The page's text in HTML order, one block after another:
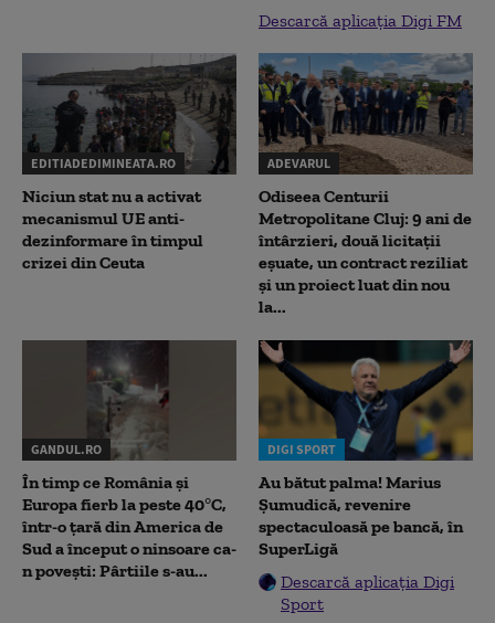
Descarcă aplicația Digi FM
EDITIADEDIMINEATA.RO
Niciun stat nu a activat
mecanismul UE anti-
dezinformare în timpul
crizei din Ceuta
ADEVARUL
Odiseea Centurii
Metropolitane Cluj: 9 ani de
întârzieri, două licitații
eșuate, un contract reziliat
și un proiect luat din nou
la...
GANDUL.RO
În timp ce România și
Europa fierb la peste 40°C,
într-o țară din America de
Sud a început o ninsoare ca-
n povești: Pârtiile s-au...
DIGI SPORT
Au bătut palma! Marius
Șumudică, revenire
spectaculoasă pe bancă, în
SuperLigă
Descarcă aplicația Digi
Sport